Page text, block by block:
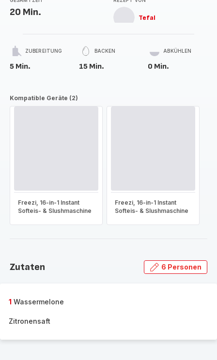
20 Min. Tefal
ZUBEREITUNG
5 Min.
BACKEN
15 Min.
ABKÜHLEN
0 Min.
Kompatible Geräte (2)
Freezi, 16-in-1 Instant
Softeis- & Slushmaschine
Freezi, 16-in-1 Instant
Softeis- & Slushmaschine
Zutaten 6 Personen
1 Wassermelone
Zitronensaft